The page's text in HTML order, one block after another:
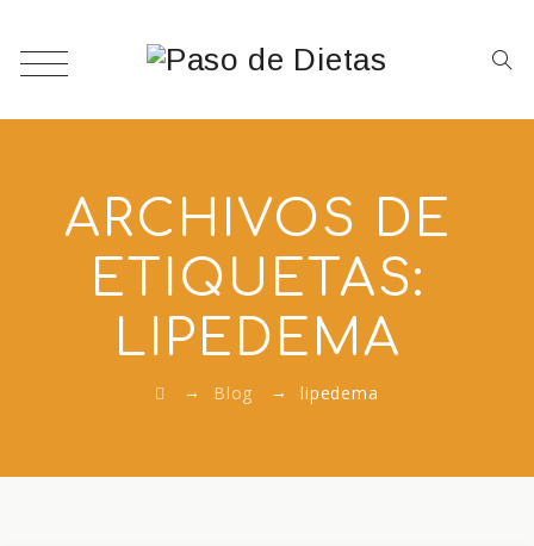
ARCHIVOS DE
ETIQUETAS:
LIPEDEMA
→ Blog → lipedema